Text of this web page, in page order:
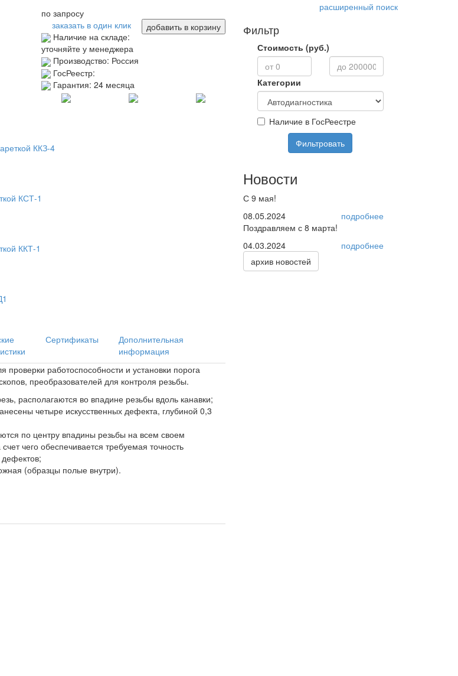
по запросу
добавить в корзину
заказать в один клик
Наличие на складе:
уточняйте у менеджера
Производство: Россия
ГосРеестр:
Гарантия: 24 месяца
ККЗ-4
КСТ-1
ККТ-1
Сертификаты
Дополнительная
информация
работоспособности и установки порога
преобразователей для контроля резьбы.
располагаются во впадине резьбы вдоль канавки;
четыре искусственных дефекта, глубиной 0,3
по центру впадины резьбы на всем своем
чего обеспечивается требуемая точность
(образцы полые внутри).
расширенный поиск
Фильтр
Стоимость (руб.)
Категории
Наличие в ГосРеестре
Фильтровать
Новости
С 9 мая!
08.05.2024
подробнее
Поздравляем с 8 марта!
04.03.2024
подробнее
архив новостей